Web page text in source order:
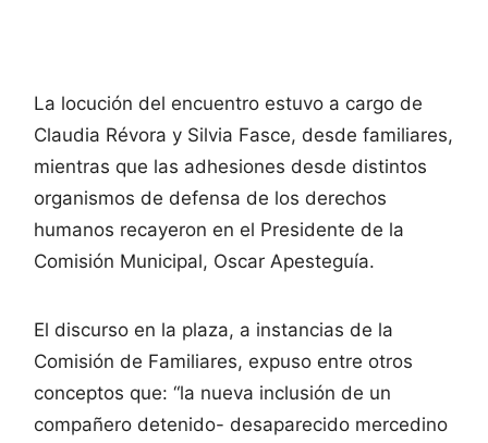
La locución del encuentro estuvo a cargo de
Claudia Révora y Silvia Fasce, desde familiares,
mientras que las adhesiones desde distintos
organismos de defensa de los derechos
humanos recayeron en el Presidente de la
Comisión Municipal, Oscar Apesteguía.
El discurso en la plaza, a instancias de la
Comisión de Familiares, expuso entre otros
conceptos que: “la nueva inclusión de un
compañero detenido- desaparecido mercedino